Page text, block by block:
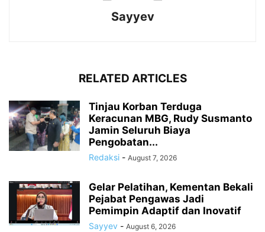
Sayyev
RELATED ARTICLES
Tinjau Korban Terduga
Keracunan MBG, Rudy Susmanto
Jamin Seluruh Biaya
Pengobatan...
Redaksi - August 7, 2026
Gelar Pelatihan, Kementan Bekali
Pejabat Pengawas Jadi
Pemimpin Adaptif dan Inovatif
Sayyev - August 6, 2026